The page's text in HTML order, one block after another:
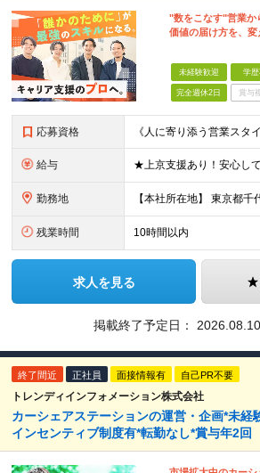
"数をこなす"営業か
価値の届け方を、変
未経験歓迎 学歴
完全週休2日 賞与
応募資格
給与
勤務地
残業時間 10時間以内
求人を見る
掲載終了予定日： 2026.08.10
終了間近 正社員 面接情報有 自己PR不要
トレンディインフォメーション株式会社
カーシェアステーションの運営・企画*未経
インセンティブ制度有*転勤なし*賞与年2回